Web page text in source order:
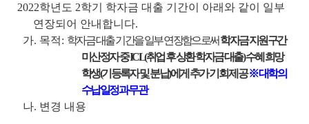
2022학년도 2학기 학자금 대출 기간이 아래와 같이 일부
연장되어 안내합니다.
가. 목적: 학자금 대출 기간을 일부 연장함으로써학자금 지원구간
미산정자 중 ICL(취업 후 상환 학자금 대출) 수혜 희망
학생(기등록자 및 분납)에게 추가 기회 제공※ 대학의
수납일정과 무관
나. 변경 내용